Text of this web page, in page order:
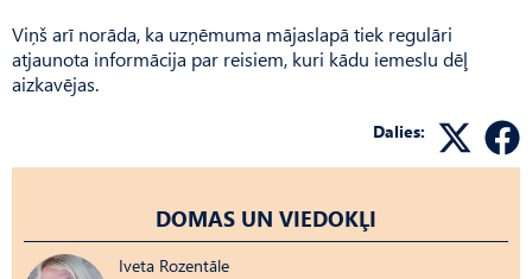
Viņš arī norāda, ka uzņēmuma mājaslapā tiek regulāri
atjaunota informācija par reisiem, kuri kādu iemeslu dēļ
aizkavējas.
Dalies:
DOMAS UN VIEDOKĻI
Iveta Rozentāle